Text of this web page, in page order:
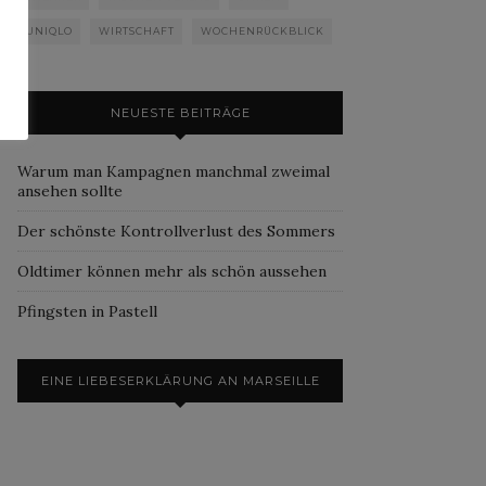
UNIQLO WIRTSCHAFT WOCHENRÜCKBLICK
NEUESTE BEITRÄGE
Warum man Kampagnen manchmal zweimal
ansehen sollte
Der schönste Kontrollverlust des Sommers
Oldtimer können mehr als schön aussehen
Pfingsten in Pastell
EINE LIEBESERKLÄRUNG AN MARSEILLE